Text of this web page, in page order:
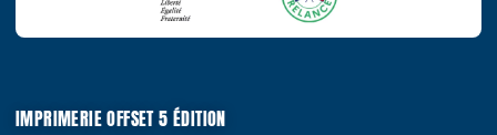
IMPRIMERIE OFFSET 5 ÉDITION